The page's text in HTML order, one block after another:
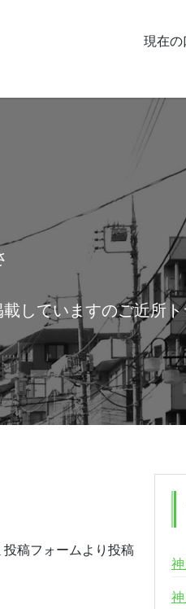
現在の
していますのご近所
稿フォームより投稿